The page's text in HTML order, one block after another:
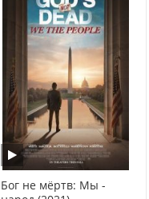
Бог не мёртв: Мы -